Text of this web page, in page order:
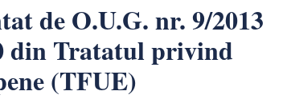
de O.U.G. nr. 9/2013
din Tratatul privind
(TFUE)